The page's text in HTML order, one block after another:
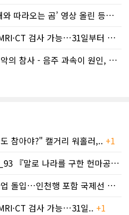
국립공원서 ‘목줄 안한 개와 따라오는 곰’ 영상 올린 등산객 기소돼
앨버타, 의사 의뢰 없이 MRI·CT 검사 가능…31일부터 자비 부..
스토니 트레일 역주행 최악의 참사 - 음주 과속이 원인, 4명 사망..
참아야?" 캘거리 워홀러,.. +1
동화작가가 읽은 동화책_93 『말로 나라를 구한 헌마공..+2
웨스트젯 승무원 전면 파업 돌입…인천행 포함 국제선 줄..
검사 가능…31일.. +1